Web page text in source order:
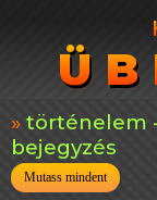
történelem
bejegyzés
Mutass mindent